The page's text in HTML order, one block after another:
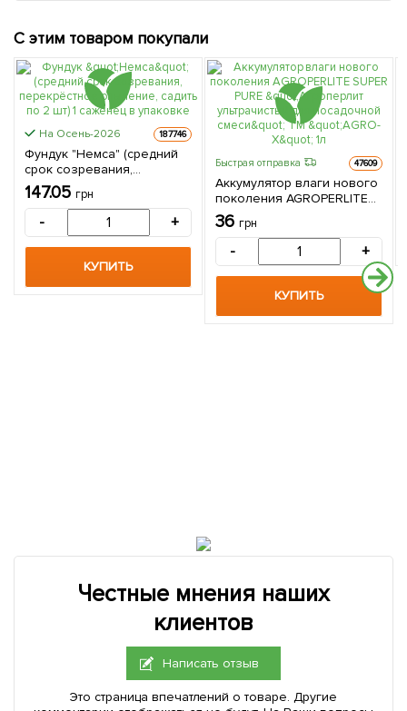
С этим товаром покупали
На Осень-2026 187746
Фундук "Немса" (средний
срок созревания,
перекрёстное опыление,
садить по 2 шт) 1 саженец в
147.05 грн
- +
КУПИТЬ
Быстрая отправка 47609
Аккумулятор влаги нового
поколения AGROPERLITE
SUPER PURE "Агроперлит
ультрачистый для
посадочной смеси" ТМ
36 грн
- +
КУПИТЬ
Честные мнения наших
клиентов
Написать отзыв
Это страница впечатлений о товаре. Другие